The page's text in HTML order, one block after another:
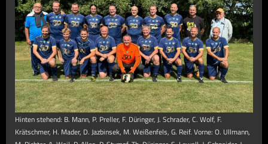
Hinten stehend: B. Mann, P. Preller, F. Düringer, J. Schrader, C. Wolf, F.
Krätschmer, H. Mader, D. Jazbinsek, M. Weißenfels, G. Reif. Vorne: O. Ullmann,